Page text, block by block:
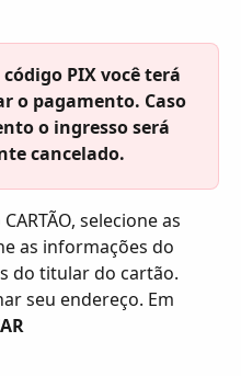
PIX você terá
o pagamento. Caso
o ingresso será
cancelado.
selecione as
as informações do
do titular do cartão.
seu endereço. Em